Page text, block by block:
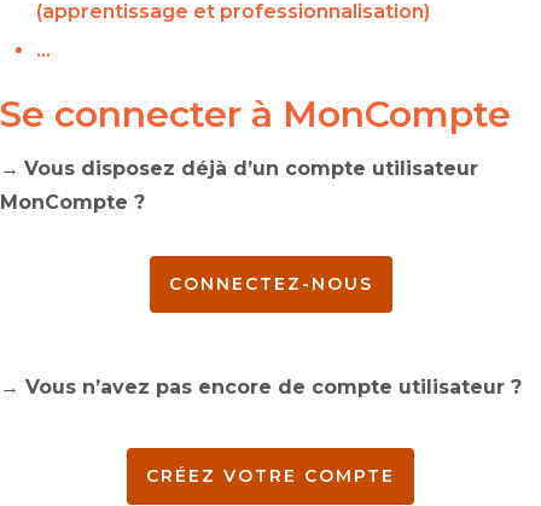
(apprentissage et professionnalisation)
…
Se connecter à MonCompte
→ Vous disposez déjà d’un compte utilisateur
MonCompte ?
CONNECTEZ-NOUS
→ Vous n’avez pas encore de compte utilisateur ?
CRÉEZ VOTRE COMPTE